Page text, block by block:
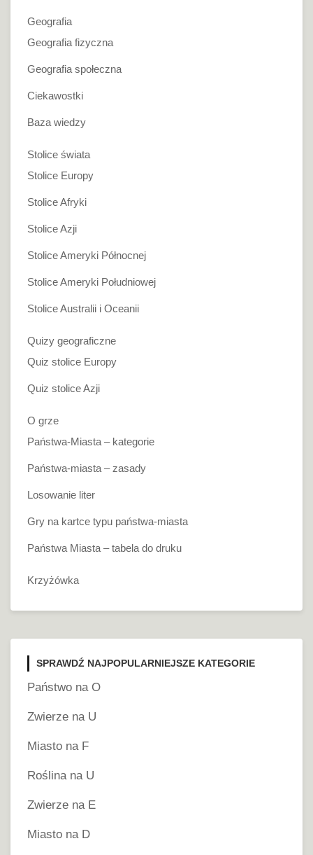
Geografia
Geografia fizyczna
Geografia społeczna
Ciekawostki
Baza wiedzy
Stolice świata
Stolice Europy
Stolice Afryki
Stolice Azji
Stolice Ameryki Północnej
Stolice Ameryki Południowej
Stolice Australii i Oceanii
Quizy geograficzne
Quiz stolice Europy
Quiz stolice Azji
O grze
Państwa-Miasta – kategorie
Państwa-miasta – zasady
Losowanie liter
Gry na kartce typu państwa-miasta
Państwa Miasta – tabela do druku
Krzyżówka
SPRAWDŹ NAJPOPULARNIEJSZE KATEGORIE
Państwo na O
Zwierze na U
Miasto na F
Roślina na U
Zwierze na E
Miasto na D